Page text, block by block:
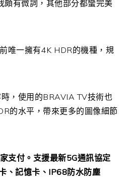
頗有微詞，其他部分都蠻完美
唯一擁有4K HDR的機種，規
，使用的BRAVIA TV技術也
的水平，帶來更多的圖像細節
支付。支援最新5G通訊協定
、記憶卡、IP68防水防塵